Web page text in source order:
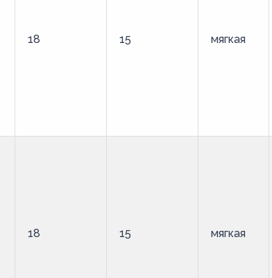
18 15 мягкая
18 15 мягкая